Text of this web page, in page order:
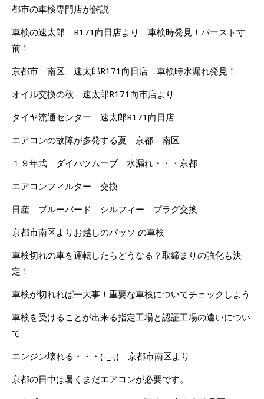
都市の車検専門店が解説
車検の速太郎 R171向日店より 車検時発見！バースト寸
前！
京都市 南区 速太郎R171向日店 車検時水漏れ発見！
オイル交換の秋 速太郎R171向市店より
タイヤ流通センター 速太郎R171向日店
エアコンの故障が多発する夏 京都 南区
１９年式 ダイハツムーブ 水漏れ・・・京都
エアコンフィルター 交換
日産 ブルーバード シルフィー プラグ交換
京都市南区よりお越しのパッソ の車検
車検切れの車を運転したらどうなる？取締まりの強化も決
定！
車検が切れれば一大事！重要な車検についてチェックしよう
車検を受けることが出来る指定工場と認証工場の違いについ
て
エンジン壊れる・・・(-_-;) 京都市南区より
京都の日中は暑くまだエアコンが必要です。